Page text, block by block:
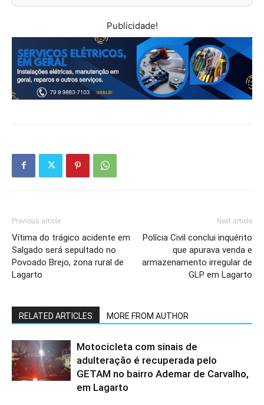
Publicidade!
Previous article
Vítima do trágico acidente em
Salgado será sepultado no
Povoado Brejo, zona rural de
Lagarto
Next article
Polícia Civil conclui inquérito
que apurava venda e
armazenamento irregular de
GLP em Lagarto
RELATED ARTICLES MORE FROM AUTHOR
Motocicleta com sinais de
adulteração é recuperada pelo
GETAM no bairro Ademar de Carvalho,
em Lagarto